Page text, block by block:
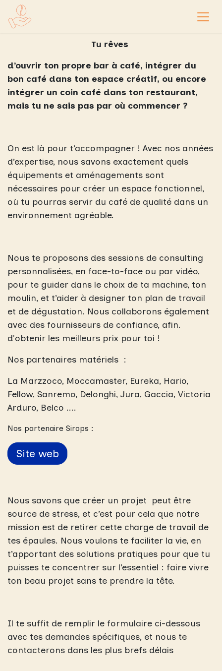
Se rendre au contenu
Tu rêves
d’ouvrir ton propre bar à café, intégrer du
bon café dans ton espace créatif, ou encore
intégrer un coin café dans ton restaurant,
mais tu ne sais pas par où commencer ?
On est là pour t’accompagner ! Avec nos années
d’expertise, nous savons exactement quels
équipements et aménagements sont
nécessaires pour créer un espace fonctionnel,
où tu pourras servir du café de qualité dans un
environnement agréable.
Nous te proposons des sessions de consulting
personnalisées, en face-to-face ou par vidéo,
pour te guider dans le choix de ta machine, ton
moulin, et t’aider à designer ton plan de travail
et de dégustation. Nous collaborons également
avec des fournisseurs de confiance, afin.
d'obtenir les meilleurs prix pour toi !
Nos partenaires matériels :
La Marzzoco, Moccamaster, Eureka, Hario,
Fellow, Sanremo, Delonghi, Jura, Gaccia, Victoria
Arduro, Belco ....
Nos partenaire Sirops :
Site web
Nous savons que créer un projet peut être
source de stress, et c’est pour cela que notre
mission est de retirer cette charge de travail de
tes épaules. Nous voulons te faciliter la vie, en
t’apportant des solutions pratiques pour que tu
puisses te concentrer sur l’essentiel : faire vivre
ton beau projet sans te prendre la tête.
Il te suffit de remplir le formulaire ci-dessous
avec tes demandes spécifiques, et nous te
contacterons dans les plus brefs délais